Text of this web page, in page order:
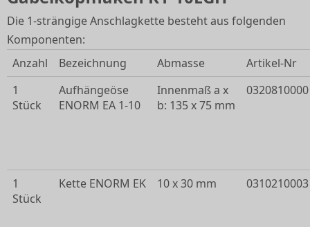
Die 1-strängige Anschlagkette besteht aus folgenden
Komponenten:
Anzahl
Bezeichnung Abmasse
Artikel-Nr
1
Stück
Aufhängeöse
ENORM EA 1-10
Innenmaß a x
b: 135 x 75 mm
0320810000
1
Stück
Kette ENORM EK 10 x 30 mm 0310210003